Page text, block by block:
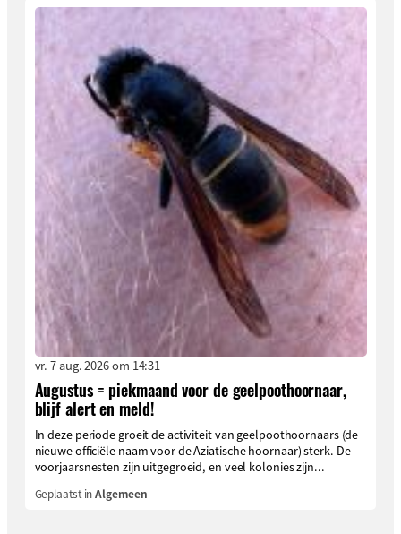
vr. 7 aug. 2026 om 14:31
Augustus = piekmaand voor de geelpoothoornaar,
blijf alert en meld!
In deze periode groeit de activiteit van geelpoothoornaars (de
nieuwe officiële naam voor de Aziatische hoornaar) sterk. De
voorjaarsnesten zijn uitgegroeid, en veel kolonies zijn...
Geplaatst inAlgemeen